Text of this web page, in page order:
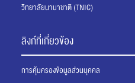
วิทยาลัยนานาชาติ (TNIC)
ลิงก์ที่เกี่ยวข้อง
การคุ้มครองข้อมูลส่วนบุคคล